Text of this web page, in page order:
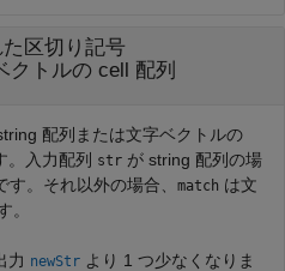
区切り記号
クトルの cell 配列
配列または文字ベクトルの
。入力配列 str が string 配列の場
す。それ以外の場合、 match は文
。
力 newStr より 1 つ少なくなりま